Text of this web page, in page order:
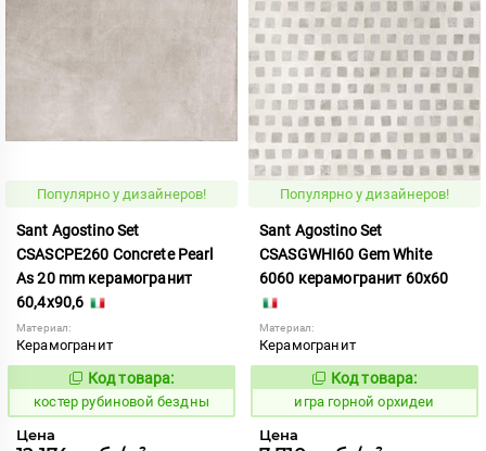
Популярно у дизайнеров!
Sant Agostino Set
CSASCPE260 Concrete Pearl
As 20 mm керамогранит
60,4x90,6
Материал:
Керамогранит
806752
Код товара:
костер рубиновой бездны
Цена
Популярно у дизайнеров!
Sant Agostino Set
CSASGWHI60 Gem White
6060 керамогранит 60x60
Материал:
Керамогранит
549314
Код товара:
игра горной орхидеи
Цена